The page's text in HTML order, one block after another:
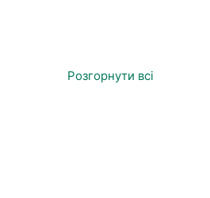
Розгорнути всі